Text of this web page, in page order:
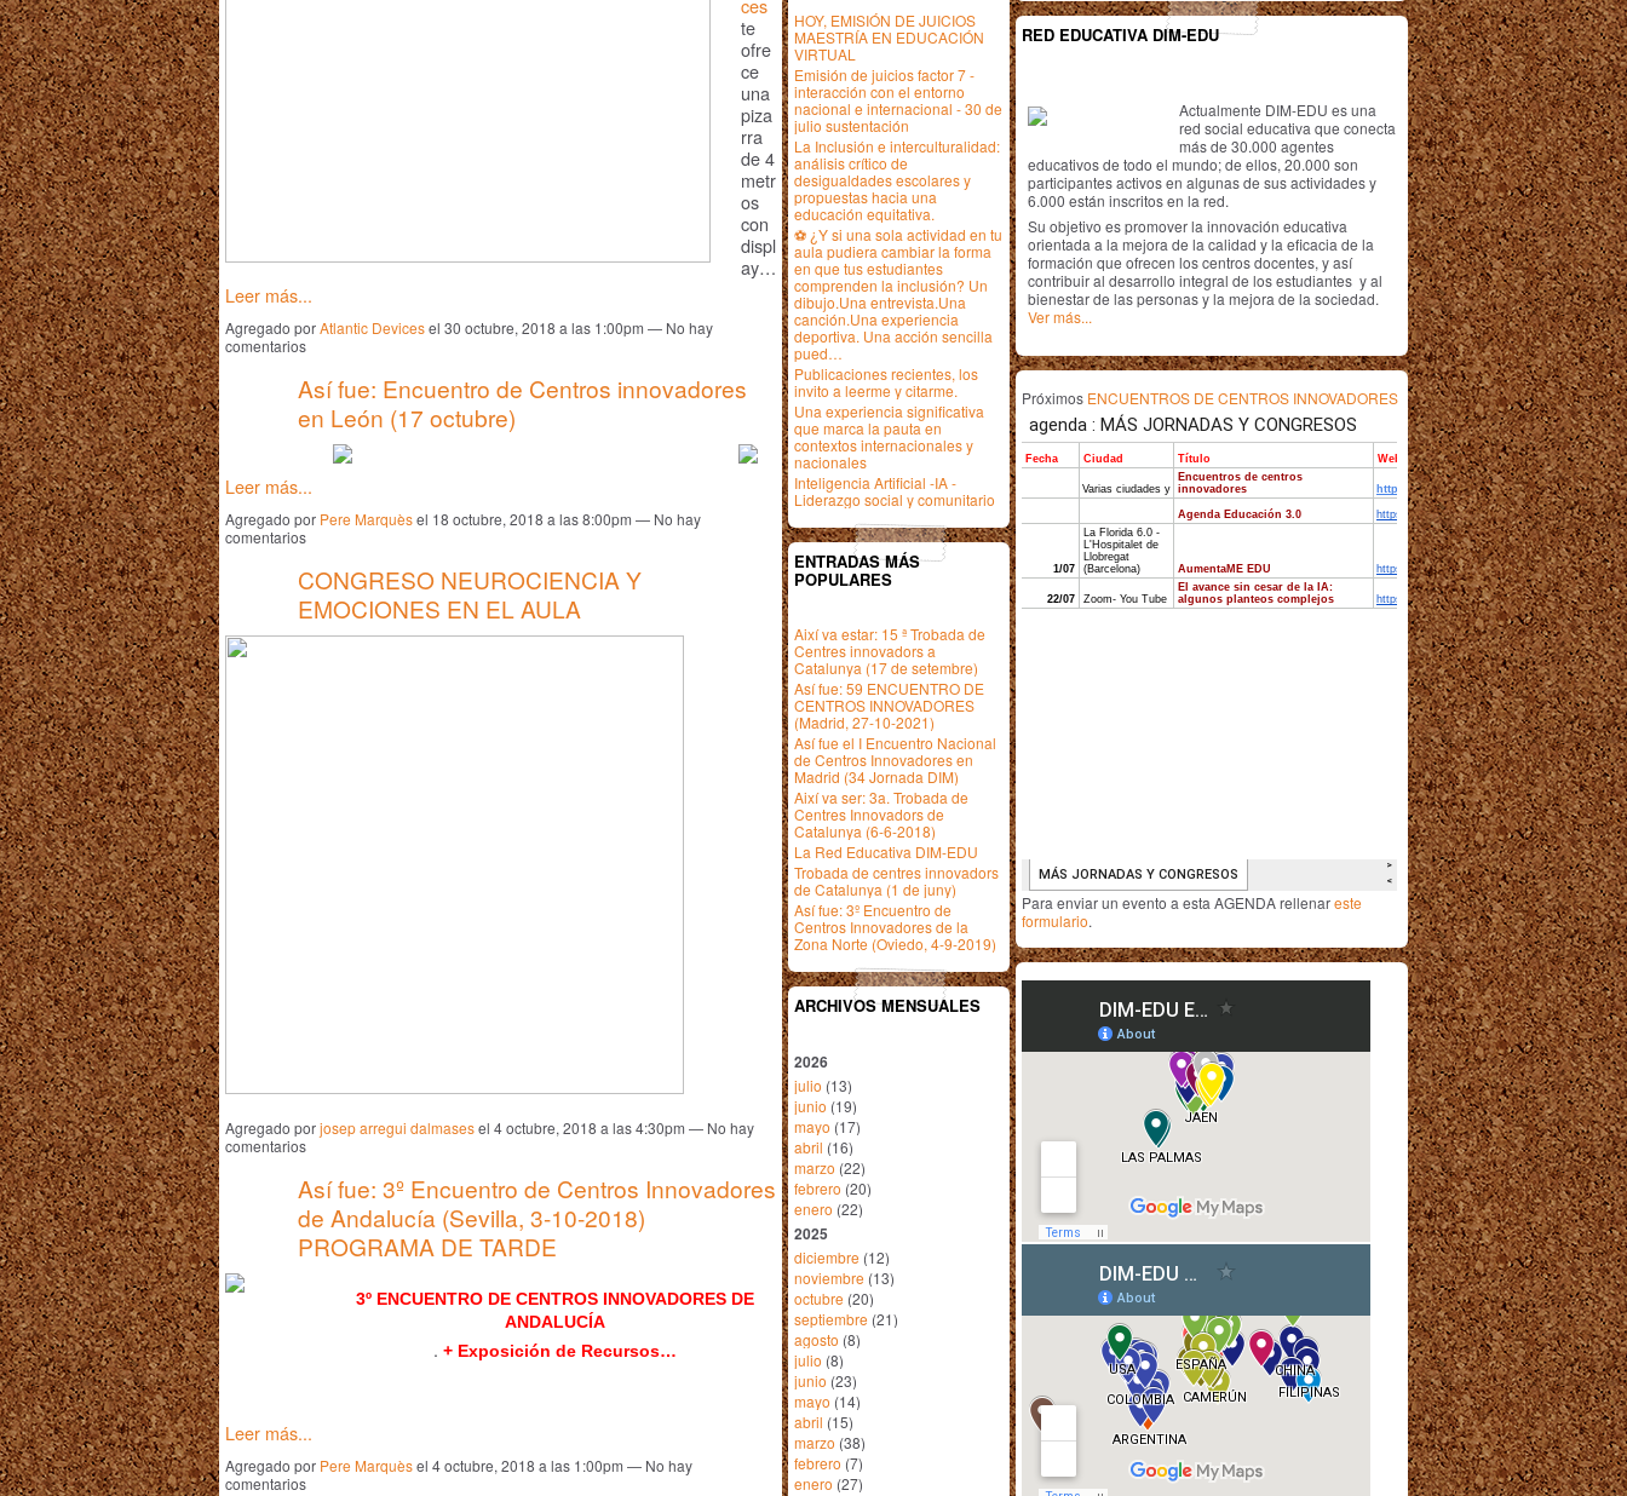
ces
te
ofre
ce
una
piza
rra
de 4
metr
os
con
displ
ay…
Leer más...
Agregado porAtlantic Devicesel 30 octubre, 2018 a las 1:00pm — No hay
comentarios
Así fue: Encuentro de Centros innovadores
en León (17 octubre)
Leer más...
Agregado por Pere Marquèsel 18 octubre, 2018 a las 8:00pm — No hay
comentarios
CONGRESO NEUROCIENCIA Y
EMOCIONES EN EL AULA
Agregado porjosep arregui dalmasesel 4 octubre, 2018 a las 4:30pm — No hay
comentarios
Así fue: 3º Encuentro de Centros Innovadores
de Andalucía (Sevilla, 3-10-2018)
PROGRAMA DE TARDE
3º ENCUENTRO DE CENTROS INNOVADORES DE
ANDALUCÍA
. + Exposición de Recursos…
Leer más...
Agregado por Pere Marquèsel 4 octubre, 2018 a las 1:00pm — No hay
comentarios
HOY, EMISIÓN DE JUICIOS
MAESTRÍA EN EDUCACIÓN
VIRTUAL
Emisión de juicios factor 7 -
interacción con el entorno
nacional e internacional - 30 de
julio sustentación
La Inclusión e interculturalidad:
análisis crítico de
desigualdades escolares y
propuestas hacia una
educación equitativa.
⚽ ¿Y si una sola actividad en tu
aula pudiera cambiar la forma
en que tus estudiantes
comprenden la inclusión? Un
dibujo.Una entrevista.Una
canción.Una experiencia
deportiva. Una acción sencilla
pued…
Publicaciones recientes, los
invito a leerme y citarme.
Una experiencia significativa
que marca la pauta en
contextos internacionales y
nacionales
Inteligencia Artificial -IA -
Liderazgo social y comunitario
ENTRADAS MÁS
POPULARES
Així va estar: 15 ª Trobada de
Centres innovadors a
Catalunya (17 de setembre)
Así fue: 59 ENCUENTRO DE
CENTROS INNOVADORES
(Madrid, 27-10-2021)
Así fue el I Encuentro Nacional
de Centros Innovadores en
Madrid (34 Jornada DIM)
Així va ser: 3a. Trobada de
Centres Innovadors de
Catalunya (6-6-2018)
La Red Educativa DIM-EDU
Trobada de centres innovadors
de Catalunya (1 de juny)
Así fue: 3º Encuentro de
Centros Innovadores de la
Zona Norte (Oviedo, 4-9-2019)
ARCHIVOS MENSUALES
2026
julio (13)
junio (19)
mayo (17)
abril (16)
marzo (22)
febrero (20)
enero (22)
2025
diciembre (12)
noviembre (13)
octubre (20)
septiembre (21)
agosto (8)
julio (8)
junio (23)
mayo (14)
abril (15)
marzo (38)
febrero (7)
enero (27)
RED EDUCATIVA DIM-EDU
Actualmente DIM-EDU es una
red social educativa que conecta
más de 30.000 agentes
educativos de todo el mundo; de ellos, 20.000 son
participantes activos en algunas de sus actividades y
6.000 están inscritos en la red.
Su objetivo es promover la innovación educativa
orientada a la mejora de la calidad y la eficacia de la
formación que ofrecen los centros docentes, y así
contribuir al desarrollo integral de los estudiantes y al
bienestar de las personas y la mejora de la sociedad.
Ver más...
Próximos ENCUENTROS DE CENTROS INNOVADORES
Para enviar un evento a esta AGENDA rellenareste
formulario.